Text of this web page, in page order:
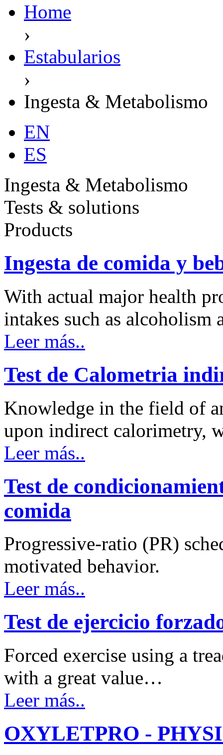
Home
›
Estabularios
›
Ingesta & Metabolismo
EN
ES
Ingesta & Metabolismo
Tests & solutions
Products
Ingesta de comida y
With actual major health
intakes such as
Leer más..
Test de Calometria
Knowledge in the field of
upon indirect calorimetry,
Leer más..
Test de
comida
Progressive-ratio (PR)
motivated behavior.
Leer más..
Test de ejercicio
Forced exercise using a
with a great value…
Leer más..
OXYLETPRO -